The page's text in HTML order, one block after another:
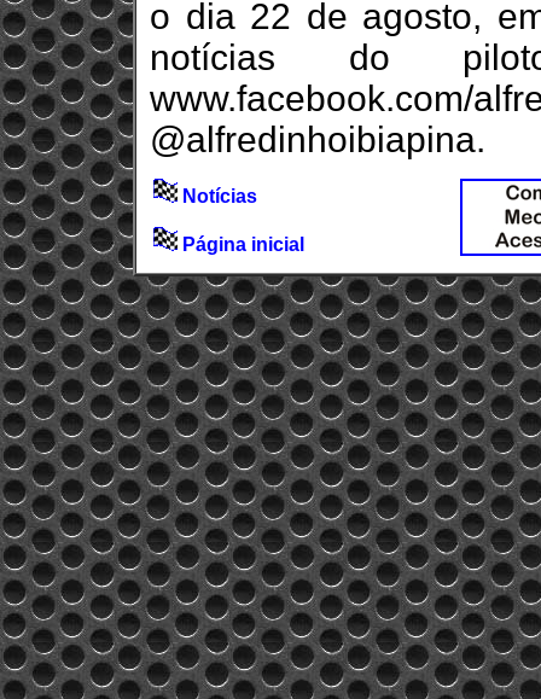
o dia 22 de agosto,
notícias do
www.facebook.com/
@alfredinhoibiapina.
Notícias
Página inicial